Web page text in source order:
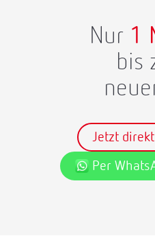
Nur 1
bis
Jetzt
Per